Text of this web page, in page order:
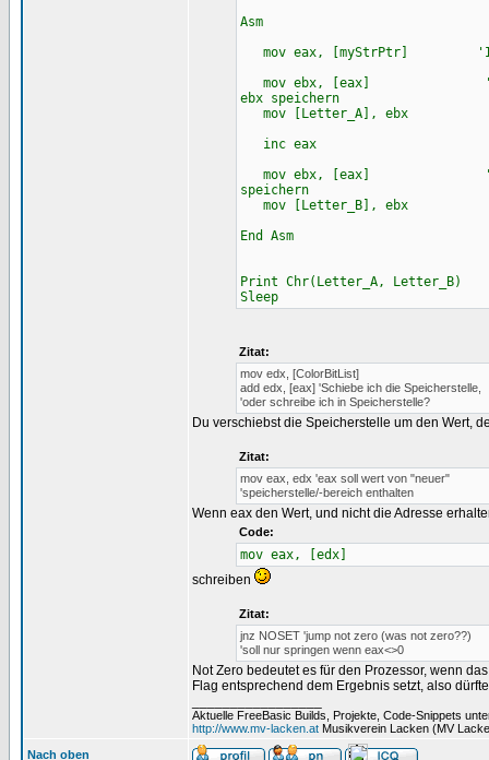
Asm
mov eax, [myStrPtr] 'In
mov ebx, [eax] 'Auf den
ebx speichern
mov [Letter_A], ebx
inc eax
mov ebx, [eax] 'Auf den
speichern
mov [Letter_B], ebx
End Asm
Print Chr(Letter_A, Letter_B)
Sleep
Zitat:
mov edx, [ColorBitList]
add edx, [eax] 'Schiebe ich die Speicherstelle,
'oder schreibe ich in Speicherstelle?
Du verschiebst die Speicherstelle um den Wert,
Zitat:
mov eax, edx 'eax soll wert von "neuer"
'speicherstelle/-bereich enthalten
Wenn eax den Wert, und nicht die Adresse
Code:
mov eax, [edx]
schreiben
Zitat:
jnz NOSET 'jump not zero (was not zero??)
'soll nur springen wenn eax<>0
Not Zero bedeutet es für den Prozessor, wenn
Flag entsprechend dem Ergebnis setzt, also
Aktuelle FreeBasic Builds, Projekte, Code-Snippets
http://www.mv-lacken.at Musikverein Lacken (MV
Nach oben